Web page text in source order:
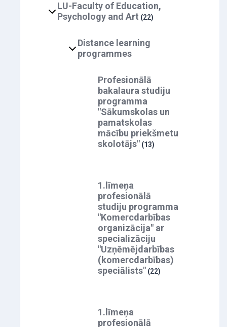
LU-Faculty of Education,
Psychology and Art (22)
Distance learning
programmes
Profesionālā
bakalaura studiju
programma
"Sākumskolas un
pamatskolas
mācību priekšmetu
skolotājs" (13)
1.līmeņa
profesionālā
studiju programma
"Komercdarbības
organizācija" ar
specializāciju
"Uzņēmējdarbības
(komercdarbības)
speciālists" (22)
1.līmeņa
profesionālā